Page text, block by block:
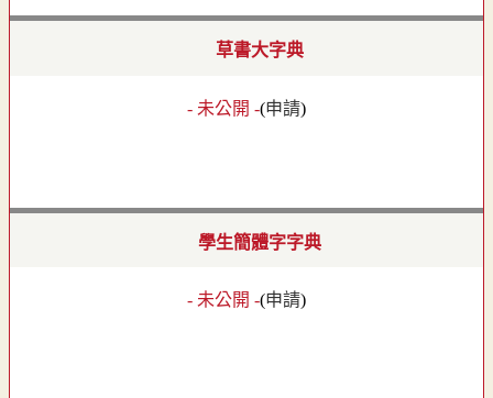
草書大字典
- 未公開 -(申請)
學生簡體字字典
- 未公開 -(申請)